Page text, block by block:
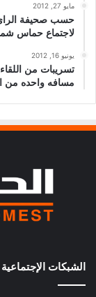
مايو 27, 2012
حسب صحيفة الراي
لاجتماع حماس
يونيو 16, 2012
تسريبات من
مسافه واحده من
الشبكات الإجتماعية